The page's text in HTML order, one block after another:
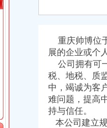
(进出口权)
1000万 （增资）
万 （进出口权）
工商注册）
重庆帅博位
展的企业或个
公司拥有可
税、地税、质
中，竭诚为客
难问题，提高
持与信任。
本公司建立